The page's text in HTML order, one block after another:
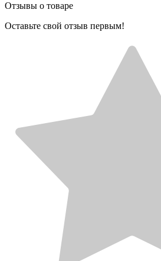
Отзывы о товаре
Оставьте свой отзыв первым!